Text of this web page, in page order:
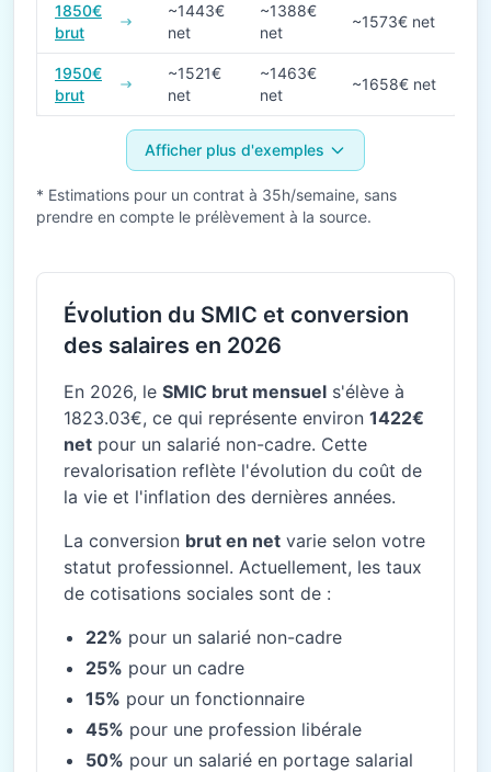
1850€
brut
~1443€
net
~1388€
net
~1573€ net
1950€
brut
~1521€
net
~1463€
net
~1658€ net
Afficher plus d'exemples
* Estimations pour un contrat à 35h/semaine, sans
prendre en compte le prélèvement à la source.
Évolution du SMIC et conversion
des salaires en 2026
En 2026, le SMIC brut mensuel s'élève à
1823.03€, ce qui représente environ 1422€
net pour un salarié non-cadre. Cette
revalorisation reflète l'évolution du coût de
la vie et l'inflation des dernières années.
La conversion brut en net varie selon votre
statut professionnel. Actuellement, les taux
de cotisations sociales sont de :
22% pour un salarié non-cadre
25% pour un cadre
15% pour un fonctionnaire
45% pour une profession libérale
50% pour un salarié en portage salarial